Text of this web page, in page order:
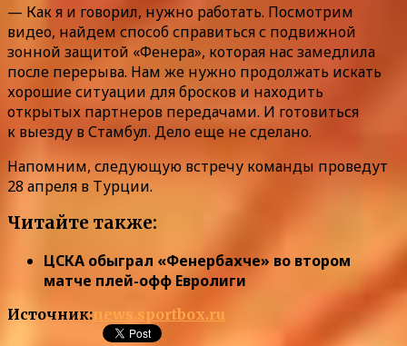
— Как я и говорил, нужно работать. Посмотрим
видео, найдем способ справиться с подвижной
зонной защитой «Фенера», которая нас замедлила
после перерыва. Нам же нужно продолжать искать
хорошие ситуации для бросков и находить
открытых партнеров передачами. И готовиться
к выезду в Стамбул. Дело еще не сделано.
Напомним, следующую встречу команды проведут
28 апреля в Турции.
Читайте также:
ЦСКА обыграл «Фенербахче» во втором
матче плей-офф Евролиги
Источник:news.sportbox.ru